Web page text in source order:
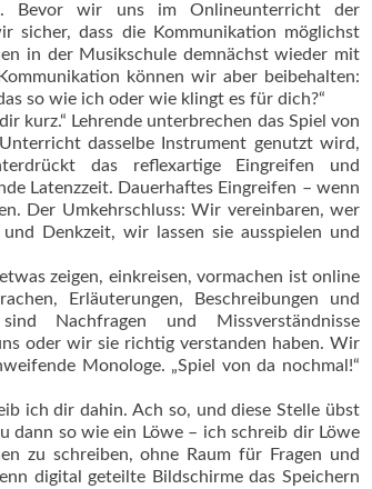
Bevor wir uns im Onlineunterricht der
sicher, dass die Kommunikation möglichst
in der Musikschule demnächst wieder mit
können wir aber beibehalten:
so wie ich oder wie klingt es für dich?“
kurz.“ Lehrende unterbrechen das Spiel von
dasselbe Instrument genutzt wird,
das reflexartige Eingreifen und
Latenzzeit. Dauerhaftes Eingreifen – wenn
Der Umkehrschluss: Wir vereinbaren, wer
Denkzeit, wir lassen sie ausspielen und
zeigen, einkreisen, vormachen ist online
Erläuterungen, Beschreibungen und
Nachfragen und Missverständnisse
oder wir sie richtig verstanden haben. Wir
Monologe. „Spiel von da nochmal!“
ich dir dahin. Ach so, und diese Stelle übst
dann so wie ein ­Löwe – ich schreib dir Löwe
zu schreiben, ohne Raum für Fragen und
digital geteilte Bildschirme das Speichern